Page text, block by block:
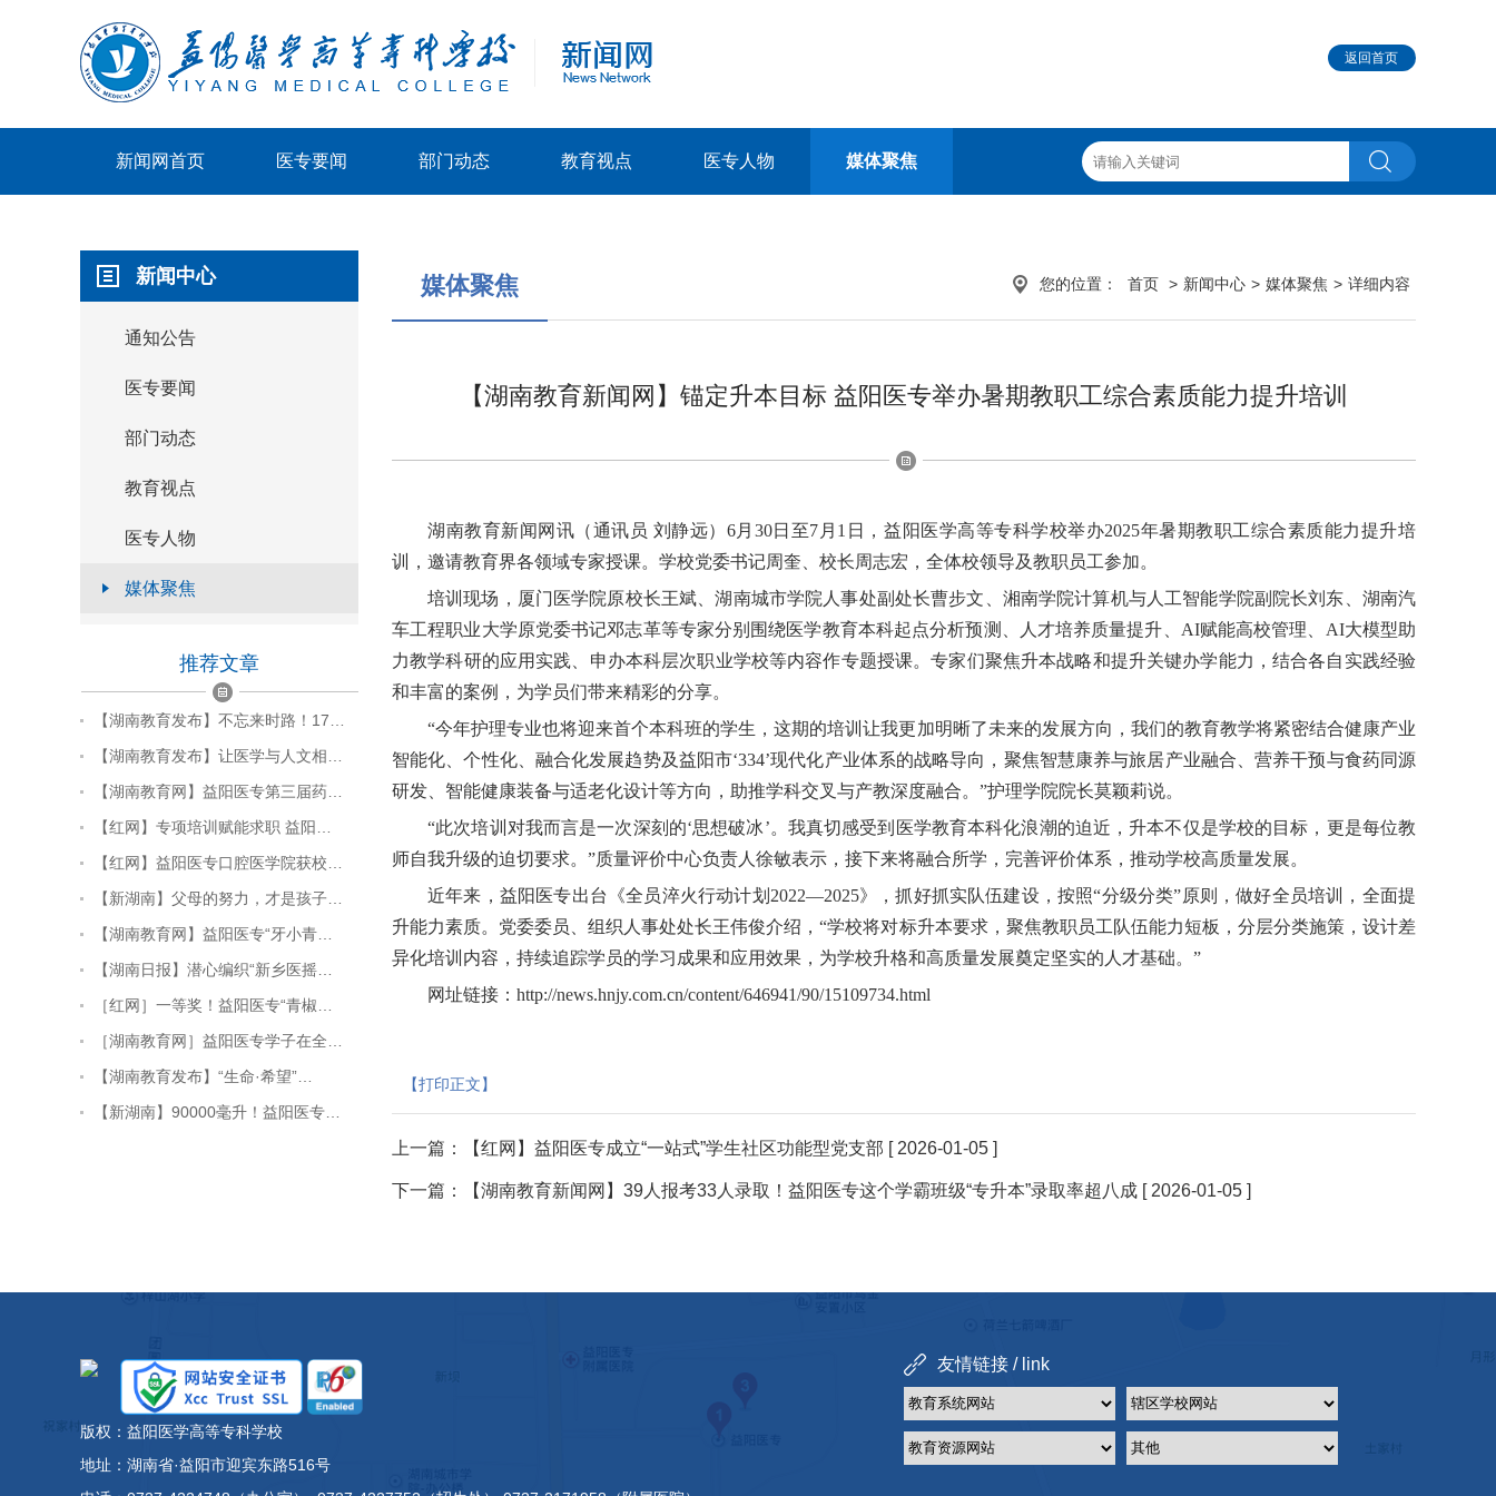
返回首页
新闻网首页 医专要闻 部门动态 教育视点 医专人物 媒体聚焦
新闻中心
通知公告
医专要闻
部门动态
教育视点
医专人物
媒体聚焦
推荐文章
【湖南教育发布】不忘来时路！17…
【湖南教育发布】让医学与人文相…
【湖南教育网】益阳医专第三届药…
【红网】专项培训赋能求职 益阳…
【红网】益阳医专口腔医学院获校…
【新湖南】父母的努力，才是孩子…
【湖南教育网】益阳医专“牙小青…
【湖南日报】潜心编织“新乡医摇…
［红网］一等奖！益阳医专“青椒…
［湖南教育网］益阳医专学子在全…
【湖南教育发布】“生命·希望”…
【新湖南】90000毫升！益阳医专…
您的位置： 首页 > 新闻中心 > 媒体聚焦 > 详细内容
媒体聚焦
【湖南教育新闻网】锚定升本目标 益阳医专举办暑期教职工综合素质能力提升培训
湖南教育新闻网讯（通讯员 刘静远）6月30日至7月1日，益阳医学高等专科学校举办2025年暑期教职工综合素质能力提升培
训，邀请教育界各领域专家授课。学校党委书记周奎、校长周志宏，全体校领导及教职员工参加。
培训现场，厦门医学院原校长王斌、湖南城市学院人事处副处长曹步文、湘南学院计算机与人工智能学院副院长刘东、湖南汽
车工程职业大学原党委书记邓志革等专家分别围绕医学教育本科起点分析预测、人才培养质量提升、AI赋能高校管理、AI大模型助
力教学科研的应用实践、申办本科层次职业学校等内容作专题授课。专家们聚焦升本战略和提升关键办学能力，结合各自实践经验
和丰富的案例，为学员们带来精彩的分享。
“今年护理专业也将迎来首个本科班的学生，这期的培训让我更加明晰了未来的发展方向，我们的教育教学将紧密结合健康产业
智能化、个性化、融合化发展趋势及益阳市‘334’现代化产业体系的战略导向，聚焦智慧康养与旅居产业融合、营养干预与食药同源
研发、智能健康装备与适老化设计等方向，助推学科交叉与产教深度融合。”护理学院院长莫颖莉说。
“此次培训对我而言是一次深刻的‘思想破冰’。我真切感受到医学教育本科化浪潮的迫近，升本不仅是学校的目标，更是每位教
师自我升级的迫切要求。”质量评价中心负责人徐敏表示，接下来将融合所学，完善评价体系，推动学校高质量发展。
近年来，益阳医专出台《全员淬火行动计划2022—2025》，抓好抓实队伍建设，按照“分级分类”原则，做好全员培训，全面提
升能力素质。党委委员、组织人事处处长王伟俊介绍，“学校将对标升本要求，聚焦教职员工队伍能力短板，分层分类施策，设计差
异化培训内容，持续追踪学员的学习成果和应用效果，为学校升格和高质量发展奠定坚实的人才基础。”
网址链接：http://news.hnjy.com.cn/content/646941/90/15109734.html
【打印正文】
上一篇： 【红网】益阳医专成立“一站式”学生社区功能型党支部 [ 2026-01-05 ]
下一篇： 【湖南教育新闻网】39人报考33人录取！益阳医专这个学霸班级“专升本”录取率超八成 [ 2026-01-05 ]
版权：益阳医学高等专科学校
地址：湖南省·益阳市迎宾东路516号
友情链接 / link